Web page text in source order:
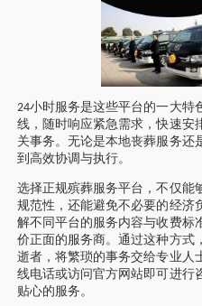
24小时服务是这些平台的一大特
线，随时响应紧急需求，快速安
关事务。无论是本地丧葬服务还
到高效协调与执行。
选择正规殡葬服务平台，不仅能
规范性，还能避免不必要的经济
解不同平台的服务内容与收费标
价正面的服务商。通过这种方式
逝者，将繁琐的事务交给专业人
线电话或访问官方网站即可进行
贴心的服务。